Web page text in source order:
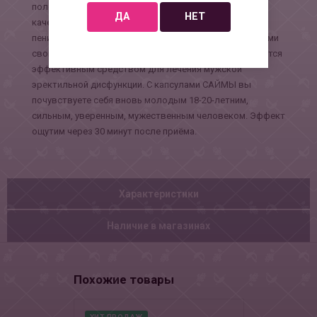
половых гормонов, повышает частоту и улучшает
качество эрекции, нормализует кровоток в области
пениса, а также обладает крове- и спермообразующими
свойствами. Применяется при общей слабости. Является
эффективным средством для лечения мужской
эректильной дисфункции. С капсулами САЙМЫ вы
почувствуете себя вновь молодым 18-20-летним,
сильным, уверенным, мужественным человеком. Эффект
ощутим через 30 минут после приёма.
Характеристики
Наличие в магазинах
Похожие товары
ДА НЕТ